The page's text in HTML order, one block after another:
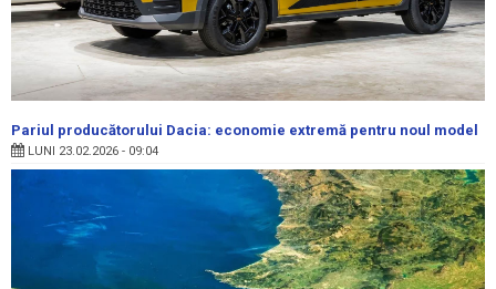
Pariul producătorului Dacia: economie extremă pentru noul model
LUNI 23.02.2026 - 09:04